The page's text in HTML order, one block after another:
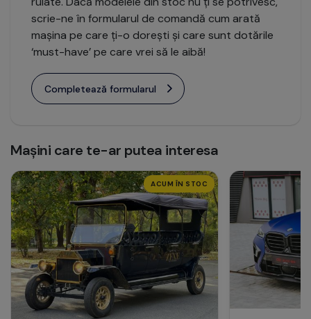
scrie-ne în formularul de comandă cum arată
mașina pe care ți-o dorești și care sunt dotările
‘must-have’ pe care vrei să le aibă!
Completează formularul
Mașini care te-ar putea interesa
ACUM ÎN STOC